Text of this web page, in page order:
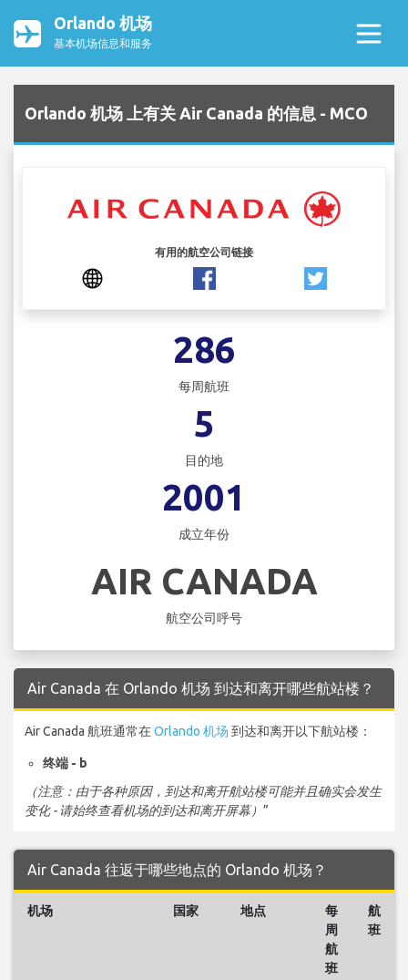
Orlando 机场
基本机场信息和服务
Orlando 机场 上有关 Air Canada 的信息 - MCO
有用的航空公司链接
286
每周航班
5
目的地
2001
成立年份
AIR CANADA
航空公司呼号
Air Canada 在 Orlando 机场 到达和离开哪些航站楼？
Air Canada 航班通常在Orlando 机场 到达和离开以下航站楼：
终端 - b
（注意：由于各种原因，到达和离开航站楼可能并且确实会发生
变化 - 请始终查看机场的到达和离开屏幕） ”
Air Canada 往返于哪些地点的 Orlando 机场？
机场 国家 地点
每
周
航
班
航
班